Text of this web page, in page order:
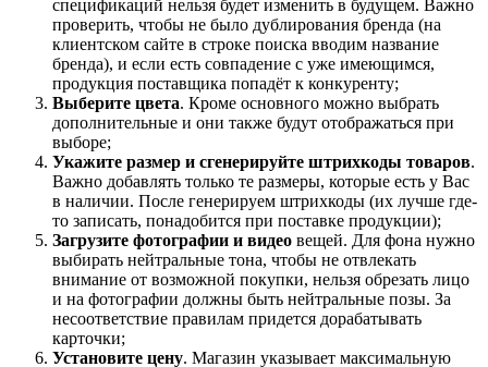
спецификаций нельзя будет изменить в будущем. Важно
проверить, чтобы не было дублирования бренда (на
клиентском сайте в строке поиска вводим название
бренда), и если есть совпадение с уже имеющимся,
продукция поставщика попадёт к конкуренту;
Выберите цвета. Кроме основного можно выбрать
дополнительные и они также будут отображаться при
выборе;
Укажите размер и сгенерируйте штрихкоды товаров.
Важно добавлять только те размеры, которые есть у Вас
в наличии. После генерируем штрихкоды (их лучше где-
то записать, понадобится при поставке продукции);
Загрузите фотографии и видео вещей. Для фона нужно
выбирать нейтральные тона, чтобы не отвлекать
внимание от возможной покупки, нельзя обрезать лицо
и на фотографии должны быть нейтральные позы. За
несоответствие правилам придется дорабатывать
карточки;
Установите цену. Магазин указывает максимальную